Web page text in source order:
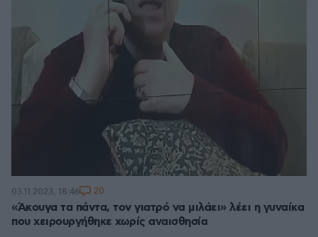
«Άκουγα τα πάντα, τον γιατρό να μιλάει» λέει η γυναίκα
που χειρουργήθηκε χωρίς αναισθησία
03.11.2023, 18:46 20